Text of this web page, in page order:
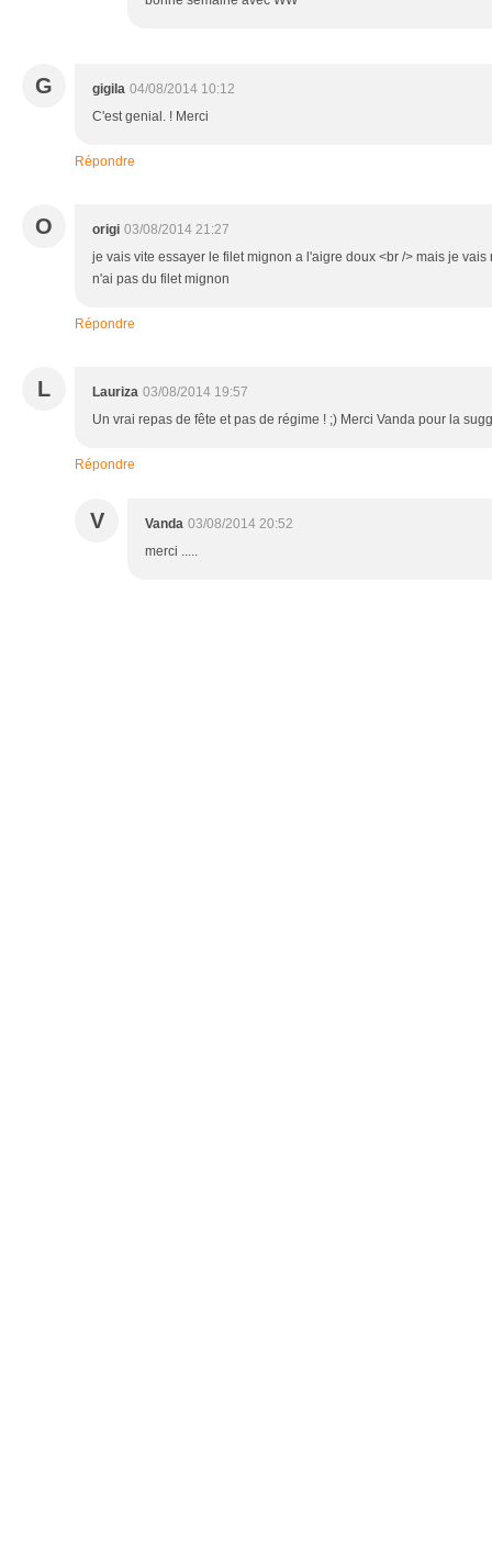
G gigila 04/08/2014 10:12
C'est genial. ! Merci
Répondre
O origi 03/08/2014 21:27
je vais vite essayer le filet mignon a l'aigre doux <br /> mais je
n'ai pas du filet mignon
Répondre
L Lauriza 03/08/2014 19:57
Un vrai repas de fête et pas de régime ! ;) Merci Vanda pour la
Répondre
V Vanda 03/08/2014 20:52
merci .....